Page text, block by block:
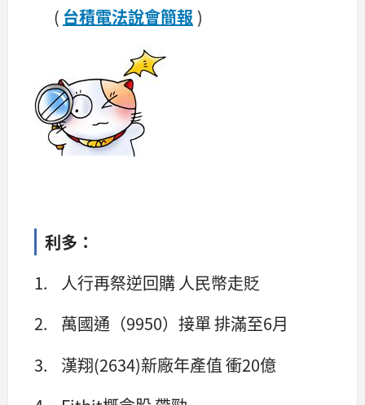
( 台積電法說會簡報 )
利多：
1. 人行再祭逆回購 人民幣走貶
2. 萬國通（9950）接單 排滿至6月
3. 漢翔(2634)新廠年產值 衝20億